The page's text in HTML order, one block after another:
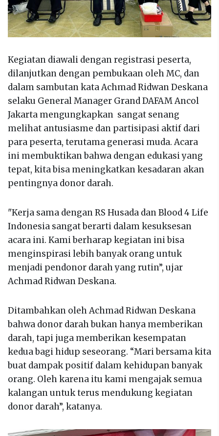
Kegiatan diawali dengan registrasi peserta,
dilanjutkan dengan pembukaan oleh MC, dan
dalam sambutan kata Achmad Ridwan Deskana
selaku General Manager Grand DAFAM Ancol
Jakarta mengungkapkan sangat senang
melihat antusiasme dan partisipasi aktif dari
para peserta, terutama generasi muda. Acara
ini membuktikan bahwa dengan edukasi yang
tepat, kita bisa meningkatkan kesadaran akan
pentingnya donor darah.
"Kerja sama dengan RS Husada dan Blood 4 Life
Indonesia sangat berarti dalam kesuksesan
acara ini. Kami berharap kegiatan ini bisa
menginspirasi lebih banyak orang untuk
menjadi pendonor darah yang rutin”, ujar
Achmad Ridwan Deskana.
Ditambahkan oleh Achmad Ridwan Deskana
bahwa donor darah bukan hanya memberikan
darah, tapi juga memberikan kesempatan
kedua bagi hidup seseorang. “Mari bersama kita
buat dampak positif dalam kehidupan banyak
orang. Oleh karena itu kami mengajak semua
kalangan untuk terus mendukung kegiatan
donor darah”, katanya.